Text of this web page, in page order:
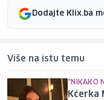
Dodajte Klix.ba
Više na istu temu
"NIKAKO
Kćerka